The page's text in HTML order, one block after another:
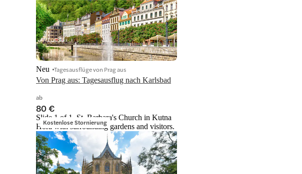
Von Prag aus: Tagesausflug nach Karlsbad
Neu Tagesausflüge von Prag aus
ab
80 €
Kostenlose Stornierung
Slide 1 of 1, St. Barbara's Church in Kutna
Hora with surrounding gardens and visitors.